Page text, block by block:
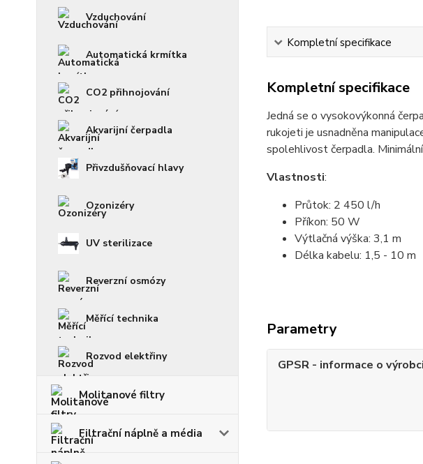
Vzduchování
Automatická krmítka
CO2 přihnojování
Akvarijní čerpadla
Přivzdušňovací hlavy
Ozonizéry
UV sterilizace
Reverzní osmózy
Měřící technika
Rozvod elektřiny
Molitanové filtry
Filtrační náplně a média
Kompletní specifikace
Kompletní specifikace
Jedná se o vysokovýkonná
rukojeti je usnadněna
spolehlivost čerpadla.
Vlastnosti:
Průtok: 2 450 l/h
Příkon: 50 W
Výtlačná výška: 3,1 m
Délka kabelu: 1,5 - 10 m
Parametry
GPSR - informace o výrobci